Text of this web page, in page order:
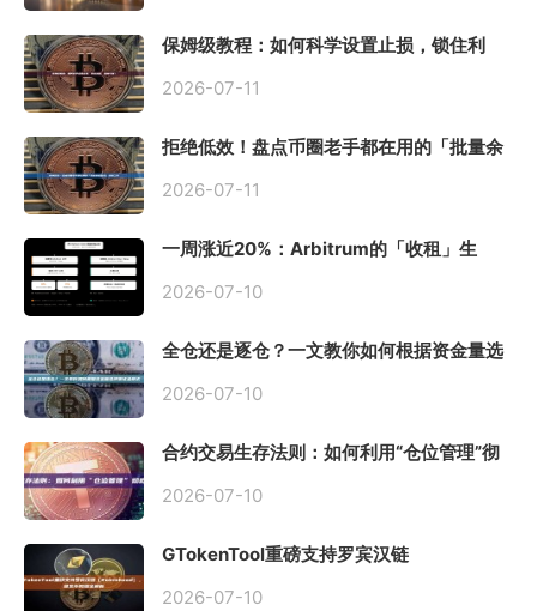
保姆级教程：如何科学设置止损，锁住利
2026-07-11
拒绝低效！盘点币圈老手都在用的「批量余
2026-07-11
一周涨近20%：Arbitrum的「收租」生
2026-07-10
全仓还是逐仓？一文教你如何根据资金量选
2026-07-10
合约交易生存法则：如何利用“仓位管理”彻
2026-07-10
GTokenTool重磅支持罗宾汉链
2026-07-10